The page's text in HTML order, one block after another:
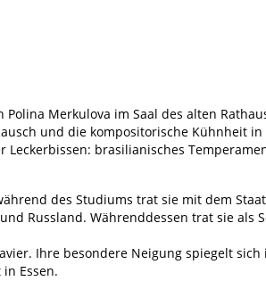
Merkulova im Saal des alten
und die kompositorische Kühnheit
brasilianisches
des Studiums trat sie mit dem
Russland. Währenddessen trat sie als
Ihre besondere Neigung spiegelt
Essen.